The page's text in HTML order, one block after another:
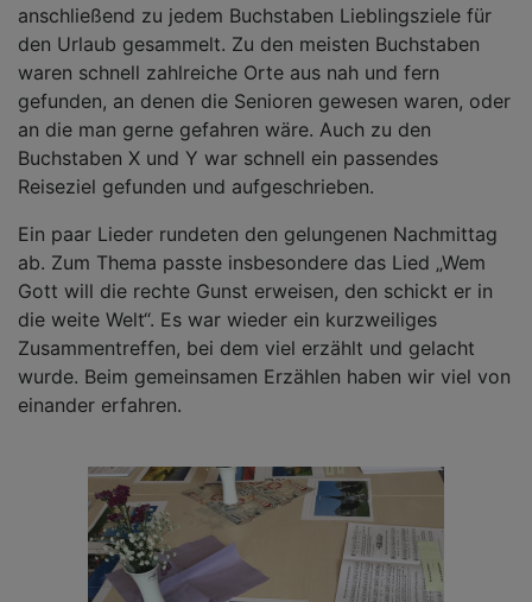
anschließend zu jedem Buchstaben Lieblingsziele für
den Urlaub gesammelt. Zu den meisten Buchstaben
waren schnell zahlreiche Orte aus nah und fern
gefunden, an denen die Senioren gewesen waren, oder
an die man gerne gefahren wäre. Auch zu den
Buchstaben X und Y war schnell ein passendes
Reiseziel gefunden und aufgeschrieben.
Ein paar Lieder rundeten den gelungenen Nachmittag
ab. Zum Thema passte insbesondere das Lied „Wem
Gott will die rechte Gunst erweisen, den schickt er in
die weite Welt“. Es war wieder ein kurzweiliges
Zusammentreffen, bei dem viel erzählt und gelacht
wurde. Beim gemeinsamen Erzählen haben wir viel von
einander erfahren.